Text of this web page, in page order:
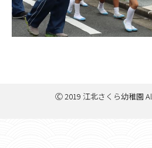
Ⓒ 2019 江北さくら幼稚園